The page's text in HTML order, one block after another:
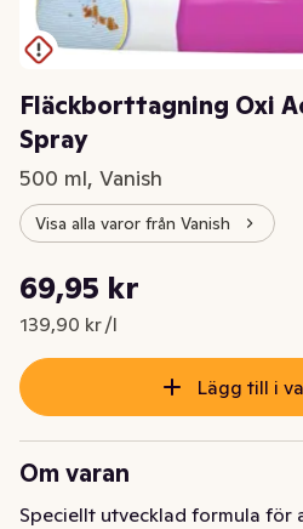
Fläckborttagning Oxi
Spray
500 ml, Vanish
Visa alla varor från Vanish
Nuvarande pris är: 69,95 kr
69,95 kr
139,90 kr /l
Styckpris: 139,90 kr /l
Lägg till i
Om varan
Speciellt utvecklad formula för